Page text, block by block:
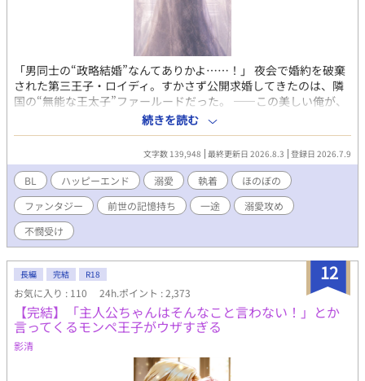
「男同士の“政略結婚”なんてありかよ……！」 夜会で婚約を破棄
された第三王子・ロイディ。すかさず公開求婚してきたのは、隣
国の“無能な王太子”ファールードだった。 ——この美しい俺が、
男相手に“嫁入り”だと？ 冗談じゃない！ 不本意ながら始まった
結婚生活。ところが夫は、無能どころかとんでもない策士だっ
た。外堀を埋め、逃げ道を塞ぎ、過保護なほど甘やかしてくる。
だが、甘やかされてばかりもいられない。 ロイディは婚約破棄の
屈辱を晴らすべく、策を練り始める。 こう見えて前世は起業家。
その経験を生かし、嫁ぎ先にも利益をもたらしながら、自分を侮
った連中を経済でぶん殴れないかと考えたのだ。 そんな異様に沸
点の低い妻に、策士の夫も振り回されっぱなしで——！？ 無能を
装う策士な執着溺愛攻め×策士から逃げられない生意気ツンデレ
続きを読む
文字数 139,948 最終更新日 2026.8.3 登録日 2026.7.9
BL ハッピーエンド 溺愛 執着
ほのぼの
ファンタジー
前世の記憶持ち 一途
溺愛攻め
不憫受け
12
長編 完結 R18
お気に入り : 110 24h.ポイント : 2,373
【完結】「主人公ちゃんはそんなこと言わない！」とか
言ってくるモンペ王子がウザすぎる
影清